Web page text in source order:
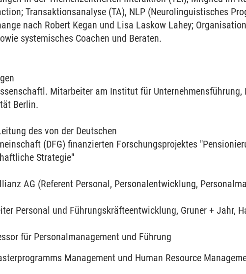
Transaktionsanalyse (TA), NLP (Neurolinguistisches
nach Robert Kegan und Lisa Laskow Lahey;
systemisches Coachen und Beraten.
Mitarbeiter am Institut für
Berlin.
des von der Deutschen
(DFG) finanzierten Forschungsprojektes
Strategie"
AG (Referent Personal, Personalentwicklung,
Personal und Führungskräfteentwicklung, Gruner + Jahr,
für Personalmanagement und Führung
Management und Human Resource